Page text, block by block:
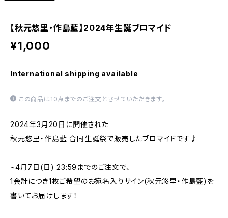
【秋元悠里・作島藍】2024年生誕ブロマイド
¥1,000
International shipping available
この商品は10点までのご注文とさせていただきます。
2024年3月20日に開催された
秋元悠里・作島藍 合同生誕祭で販売したブロマイドです♪
~4月7日(日) 23:59までのご注文で、
1会計につき1枚ご希望のお宛名入りサイン(秋元悠里・作島藍)を
書いてお届けします！